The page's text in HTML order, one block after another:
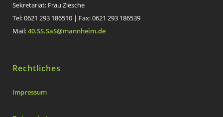
Sekretariat: Frau Ziesche
Tel: 0621 293 186510 | Fax: 0621 293 186539
Mail:40.SS.SaS@mannheim.de
Rechtliches
Impressum